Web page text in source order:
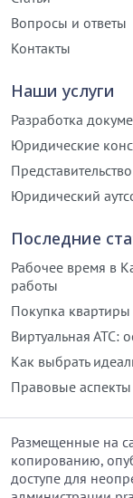
Вопросы и ответы
Контакты
Наши услуги
Разработка
Юридические
Юридический
Последние
Рабочее время в
работы
Покупка
Виртуальная АТС:
Как выбрать
Правовые
Размещенные на
копированию,
доступе для